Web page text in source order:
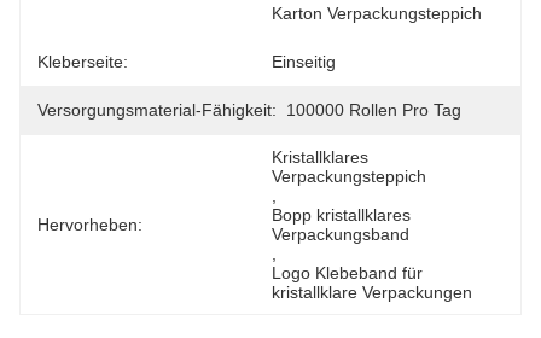
Karton Verpackungsteppich
Kleberseite: Einseitig
Versorgungsmaterial-Fähigkeit: 100000 Rollen Pro Tag
Hervorheben:
Kristallklares
Verpackungsteppich
Bopp kristallklares
Verpackungsband
Logo Klebeband für
kristallklare Verpackungen